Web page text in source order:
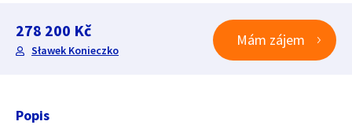
278 200 Kč
Sławek Konieczko
Mám zájem
Popis